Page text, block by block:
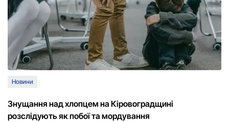
Новини
Знущання над хлопцем на Кіровоградщині
розслідують як побої та мордування